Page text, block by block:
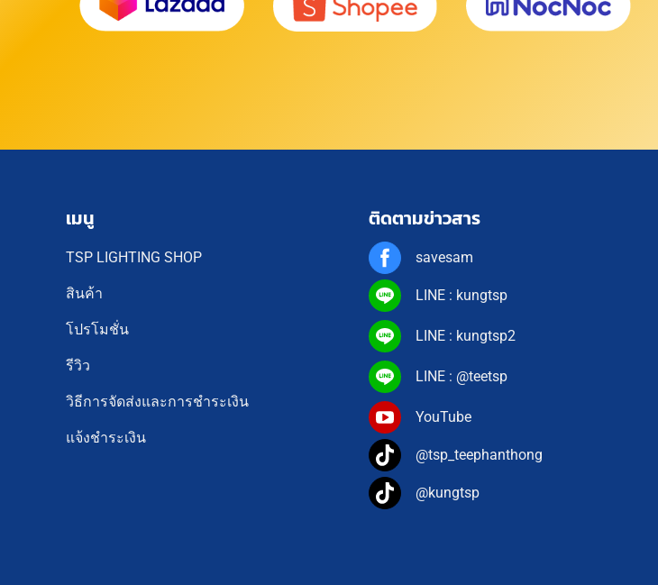
เมนู
TSP LIGHTING SHOP
สินค้า
โปรโมชั่น
รีวิว
วิธีการจัดส่งและการชำระเงิน
แจ้งชำระเงิน
ติดตามข่าวสาร
savesam
LINE : kungtsp
LINE : kungtsp2
LINE : @teetsp
YouTube
@tsp_teephanthong
@kungtsp